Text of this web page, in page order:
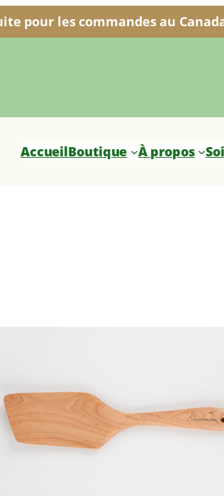
pour les commandes au
AccueilBoutique À propos